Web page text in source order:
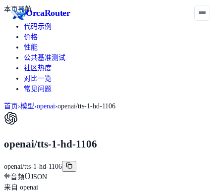
OrcaRouter
本页导航
代码示例
价格
性能
公共基准测试
社区热度
对比一览
常见问题
首页 ›模型›openai›openai/tts-1-hd-1106
openai/tts-1-hd-1106
openai/tts-1-hd-1106
音频
JSON
来自 openai